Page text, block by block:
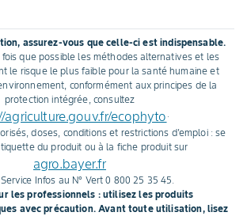
assurez-vous que celle-ci est indispensable.
fois que possible les méthodes alternatives et les
le risque le plus faible pour la santé humaine et
conformément aux principes de la
protection intégrée, consultez
agriculture.gouv.fr/ecophyto .
doses, conditions et restrictions d'emploi : se
du produit ou à la fiche produit sur
agro.bayer.fr
Infos au N° Vert 0 800 25 35 45.
les professionnels : utilisez les produits
avec précaution. Avant toute utilisation, lisez